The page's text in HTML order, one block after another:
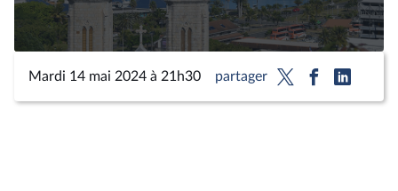
la
vidéo
Mardi 14 mai 2024 à 21h30 partager